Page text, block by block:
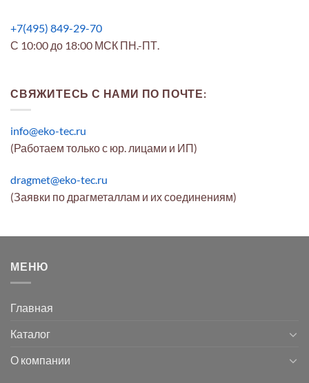
+7(495) 849-29-70
С 10:00 до 18:00 МСК ПН.-ПТ.
СВЯЖИТЕСЬ С НАМИ ПО ПОЧТЕ:
info@eko-tec.ru
(Работаем только с юр. лицами и ИП)
dragmet@eko-tec.ru
(Заявки по драгметаллам и их соединениям)
МЕНЮ
Главная
Каталог
О компании